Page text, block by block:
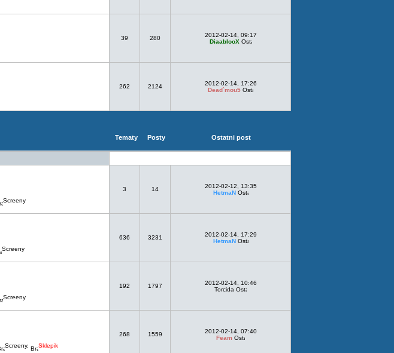
39 280
2012-02-14, 09:17
DiaablooX
262 2124
2012-02-14, 17:26
Dead`mou5
Tematy Posty Ostatni post
Screeny
3 14
2012-02-12, 13:35
HetmaN
Screeny
636 3231
2012-02-14, 17:29
HetmaN
Screeny
192 1797
2012-02-14, 10:46
Torcida
Screeny, Sklepik
268 1559
2012-02-14, 07:40
Feam